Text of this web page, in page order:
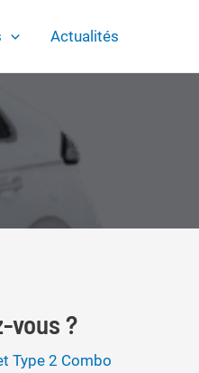
Actualités
vous ?
Type 2 Combo